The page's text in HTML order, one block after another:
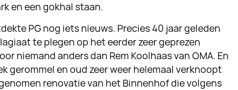
en een gokhal staan.
PG nog iets nieuws. Precies 40 jaar geleden
te plegen op het eerder zeer geprezen
niemand anders dan Rem Koolhaas van OMA. En
en oud zeer weer helemaal verknoopt
renovatie van het Binnenhof die volgens